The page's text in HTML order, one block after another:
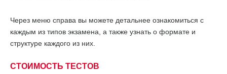
Через меню справа вы можете детальнее ознакомиться с
каждым из типов экзамена, а также узнать о формате и
структуре каждого из них.
СТОИМОСТЬ ТЕСТОВ